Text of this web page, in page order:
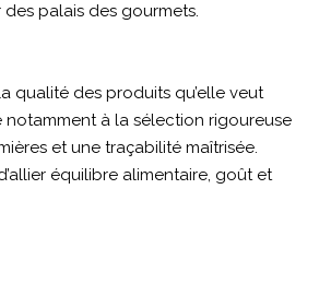
palais des gourmets.
qualité des produits qu’elle veut
à la sélection rigoureuse
et une traçabilité maîtrisée.
équilibre alimentaire, goût et